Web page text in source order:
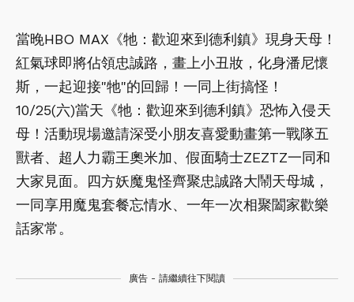
當晚HBO MAX《牠：歡迎來到德利鎮》現身天母！
紅氣球即將佔領忠誠路，畫上小丑妝，化身潘尼懷
斯，一起迎接"牠"的回歸！一同上街搞怪！
10/25(六)當天《牠：歡迎來到德利鎮》恐怖入侵天
母！活動現場邀請深受小朋友喜愛動畫第一戰隊五
獸者、超人力霸王奧米加、假面騎士ZEZTZ一同和
大家見面。四方妖魔鬼怪齊聚忠誠路大鬧天母城，
一同享用魔鬼套餐忘情水、一年一次相聚闔家歡樂
話家常。
廣告 - 請繼續往下閱讀